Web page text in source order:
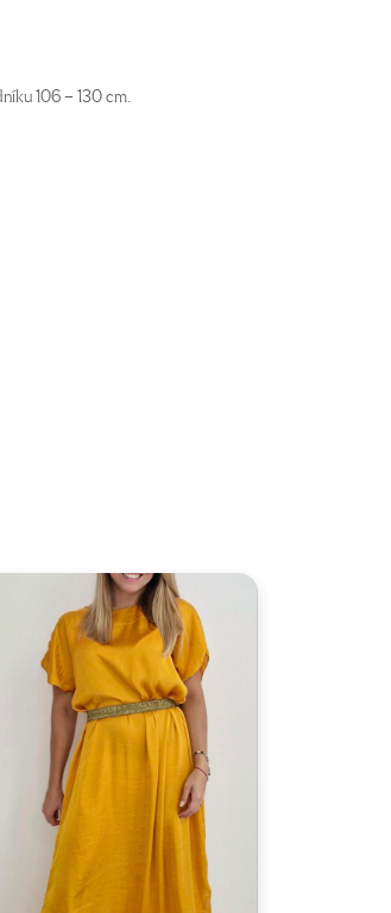
106 – 130 cm.